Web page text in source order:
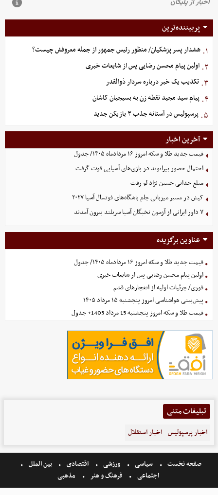
پربیننده‌ترین
۱. هشدار پسر پزشکیان/ منظور رئیس جمهور از جمله معروفش چیست؟
۲. اولین پیام محسن رضایی پس از شایعات خبری
۳. تکذیب یک خبر درباره سردار ذوالقدر
۴. پیام سید مجید نقطه زن به بسیجیان کاشان
۵. پرسپولیس در آستانه جذب ۳ بازیکن جدید
آخرین اخبار
قیمت جدید طلا و سکه امروز ۱۶ مردادماه ۱۴۰۵/ جدول
احتمال حضور بیرانوند در بازی‌های آسیایی قوت گرفت
مبلغ جدایی حسین نژاد لو رفت
کیش در مسیر میزبانی جام باشگاه‌های فوتسال آسیا ۲۰۲۷
۷ داور ایرانی از آزمون نخبگان آسیا سربلند بیرون آمدند
عناوین برگزیده
قیمت جدید طلا و سکه امروز ۱۶ مردادماه ۱۴۰۵/ جدول
اولین پیام محسن رضایی پس از شایعات خبری
فوری/ جزئیات اولیه از انفجارهای قشم
پیش‌بینی هواشناسی امروز پنجشنبه ۱۵ مرداد ۱۴۰۵
قیمت طلا و سکه امروز پنجشنبه 15 مرداد 1405+ جدول
تبلیغات متنی
اخبار پرسپولیس اخبار استقلال
صفحه نخست سیاسی ورزشی اقتصادی
بین الملل
اجتماعی
فرهنگ و هنر مذهبی